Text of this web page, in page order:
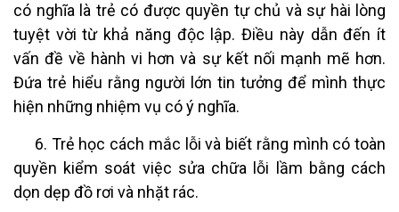
có nghĩa là trẻ có được quyền tự chủ và sự hài lòng
tuyệt vời từ khả năng độc lập. Điều này dẫn đến ít
vấn đề về hành vi hơn và sự kết nối mạnh mẽ hơn.
Đứa trẻ hiểu rằng người lớn tin tưởng để mình thực
hiện những nhiệm vụ có ý nghĩa.
6. Trẻ học cách mắc lỗi và biết rằng mình có toàn
quyền kiểm soát việc sửa chữa lỗi lầm bằng cách
dọn dẹp đồ rơi và nhặt rác.